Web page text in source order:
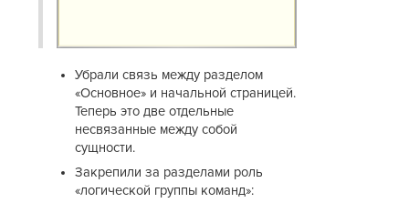
Убрали связь между разделом
«Основное» и начальной страницей.
Теперь это две отдельные
несвязанные между собой
сущности.
Закрепили за разделами роль
«логической группы команд»: